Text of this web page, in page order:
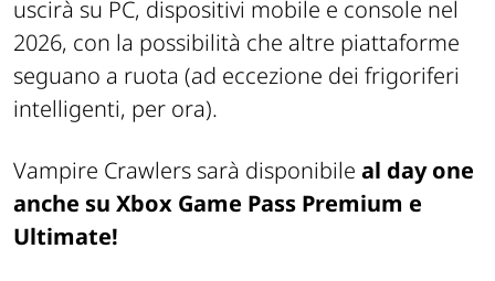
uscirà su PC, dispositivi mobile e console nel
2026, con la possibilità che altre piattaforme
seguano a ruota (ad eccezione dei frigoriferi
intelligenti, per ora).
Vampire Crawlers sarà disponibile al day one
anche su Xbox Game Pass Premium e
Ultimate!